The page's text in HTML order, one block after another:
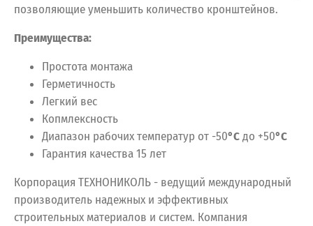
позволяющие уменьшить количество кронштейнов.
Преимущества:
Простота монтажа
Герметичность
Легкий вес
Копмлексность
Диапазон рабочих температур от -50°Сдо +50°С
Гарантия качества 15 лет
Корпорация ТЕХНОНИКОЛЬ - ведущий международный
производитель надежных и эффективных
строительных материалов и систем. Компания